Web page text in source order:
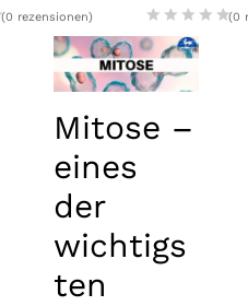
(0 rezensionen) (0
Mitose –
eines
der
wichtigs
ten